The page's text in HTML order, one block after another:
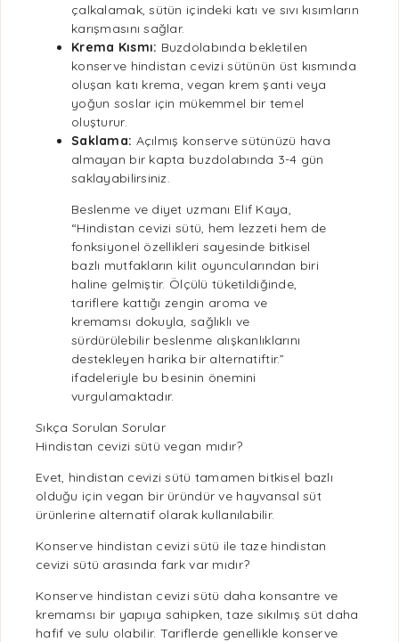
çalkalamak, sütün içindeki katı ve sıvı kısımların
karışmasını sağlar.
Krema Kısmı: Buzdolabında bekletilen
konserve hindistan cevizi sütünün üst kısmında
oluşan katı krema,vegan krem şanti veya
yoğun soslar için mükemmel bir temel
oluşturur.
Saklama: Açılmış konserve sütünüzü hava
almayan bir kapta buzdolabında 3-4 gün
saklayabilirsiniz.
Beslenme ve diyet uzmanı Elif Kaya,
“Hindistan cevizi sütü, hem lezzeti hem de
fonksiyonel özellikleri sayesinde bitkisel
bazlı mutfakların kilit oyuncularından biri
haline gelmiştir. Ölçülü tüketildiğinde,
tariflere kattığı zengin aroma ve
kremamsı dokuyla,sağlıklı ve
sürdürülebilir beslenme alışkanlıklarını
destekleyen harika bir alternatiftir.”
ifadeleriyle bu besinin önemini
vurgulamaktadır.
Sıkça Sorulan Sorular
Hindistan cevizi sütü vegan mıdır?
Evet, hindistan cevizi sütü tamamen bitkisel bazlı
olduğu içinvegan bir üründür ve hayvansal süt
ürünlerine alternatif olarak kullanılabilir.
Konserve hindistan cevizi sütü ile taze hindistan
cevizi sütü arasında fark var mıdır?
Konserve hindistan cevizi sütü daha konsantre ve
kremamsı bir yapıya sahipken, taze sıkılmış süt daha
hafif ve sulu olabilir. Tariflerde genellikle konserve